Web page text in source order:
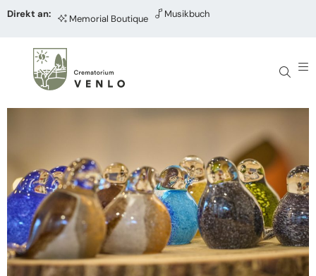
Direkt an: Memorial Boutique Musikbuch